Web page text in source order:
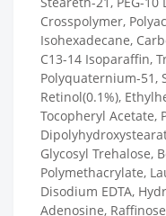
Crosspolymer,
Isohexadecane,
C13-14 Isoparaffin,
Polyquaternium-51,
Retinol(0.1%),
Tocopheryl Acetate,
Glycosyl Trehalose,
Polymethacrylate,
Disodium EDTA,
Adenosine,